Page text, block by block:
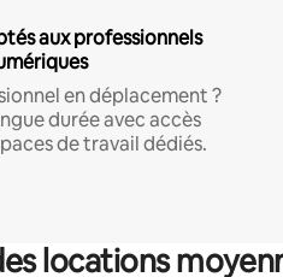
aux professionnels
en déplacement ?
durée avec accès
de travail dédiés.
locations